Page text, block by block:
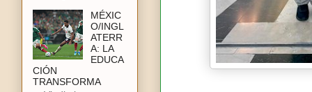
MÉXIC
O/INGL
ATERR
A: LA
EDUCA
CIÓN
TRANSFORMA